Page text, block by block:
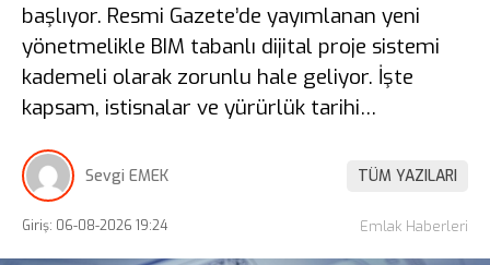
başlıyor. Resmi Gazete’de yayımlanan yeni
yönetmelikle BIM tabanlı dijital proje sistemi
kademeli olarak zorunlu hale geliyor. İşte
kapsam, istisnalar ve yürürlük tarihi…
Sevgi EMEK TÜM YAZILARI
Giriş: 06-08-2026 19:24 Emlak Haberleri